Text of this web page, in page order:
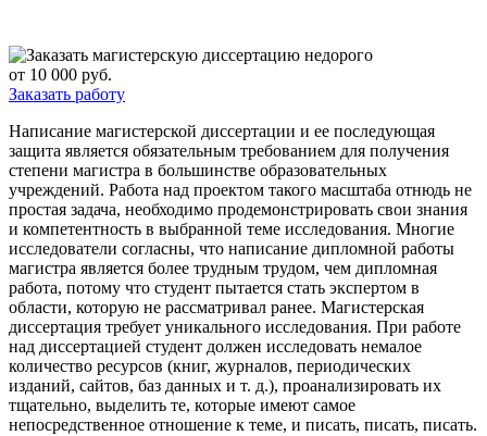
от 10 000 руб.
Заказать работу
Написание магистерской диссертации и ее последующая
защита является обязательным требованием для получения
степени магистра в большинстве образовательных
учреждений. Работа над проектом такого масштаба отнюдь не
простая задача, необходимо продемонстрировать свои знания
и компетентность в выбранной теме исследования. Многие
исследователи согласны, что написание дипломной работы
магистра является более трудным трудом, чем дипломная
работа, потому что студент пытается стать экспертом в
области, которую не рассматривал ранее. Магистерская
диссертация требует уникального исследования. При работе
над диссертацией студент должен исследовать немалое
количество ресурсов (книг, журналов, периодических
изданий, сайтов, баз данных и т. д.), проанализировать их
тщательно, выделить те, которые имеют самое
непосредственное отношение к теме, и писать, писать, писать.